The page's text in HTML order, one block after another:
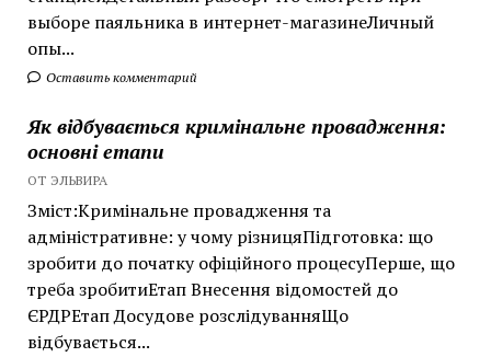
выборе паяльника в интернет-магазинеЛичный
опы...
Оставить комментарий
Як відбувається кримінальне провадження:
основні етапи
ОТ ЭЛЬВИРА
Зміст:Кримінальне провадження та
адміністративне: у чому різницяПідготовка: що
зробити до початку офіційного процесуПерше, що
треба зробитиЕтап Внесення відомостей до
ЄРДРЕтап Досудове розслідуванняЩо
відбувається...